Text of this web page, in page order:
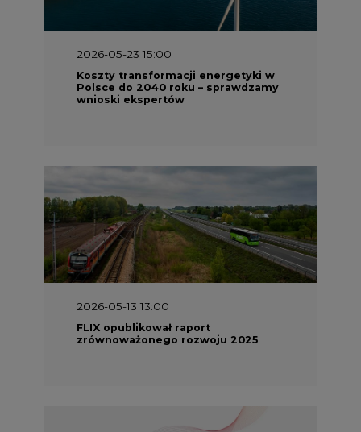
2026-05-23 15:00
Koszty transformacji energetyki w
Polsce do 2040 roku – sprawdzamy
wnioski ekspertów
2026-05-13 13:00
FLIX opublikował raport
zrównoważonego rozwoju 2025